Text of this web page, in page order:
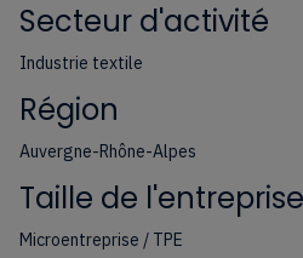
Secteur d'activité
Industrie textile
Région
Auvergne-Rhône-Alpes
Taille de l'entreprise
Microentreprise / TPE